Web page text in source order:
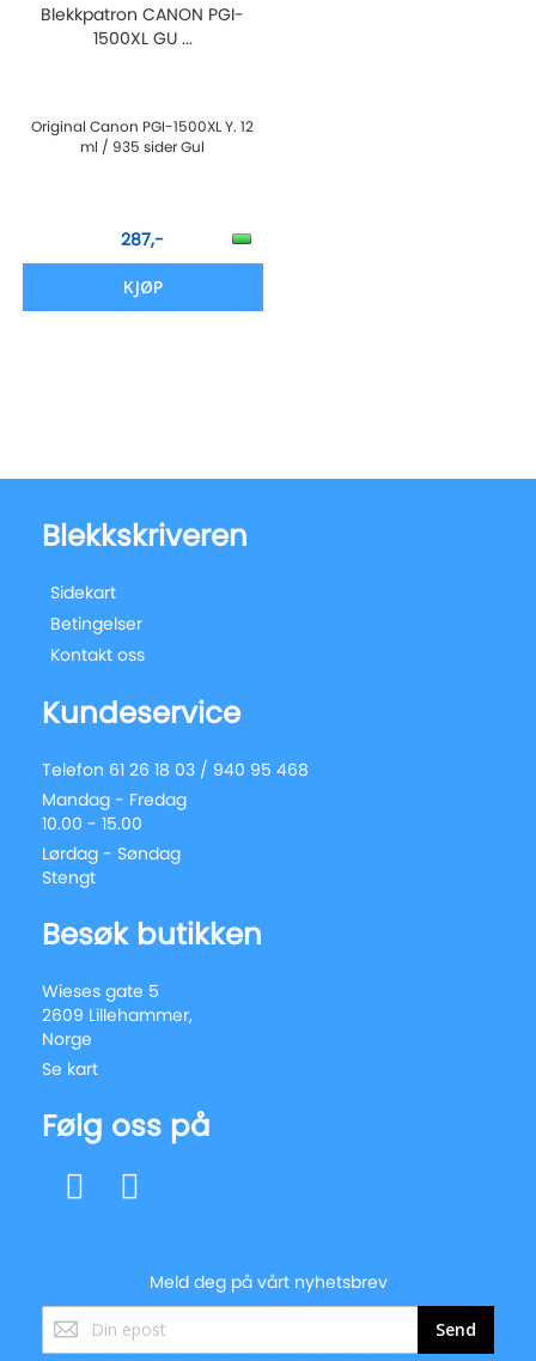
Blekkpatron CANON PGI-
1500XL GU ...
Original Canon PGI-1500XL Y. 12
ml / 935 sider Gul
287,-
KJØP
Blekkskriveren
Sidekart
Betingelser
Kontakt oss
Kundeservice
Telefon 61 26 18 03 / 940 95 468
Mandag - Fredag
10.00 - 15.00
Lørdag - Søndag
Stengt
Besøk butikken
Wieses gate 5
2609 Lillehammer,
Norge
Se kart
Følg oss på
Meld deg på vårt nyhetsbrev
Registrer
deg
Send